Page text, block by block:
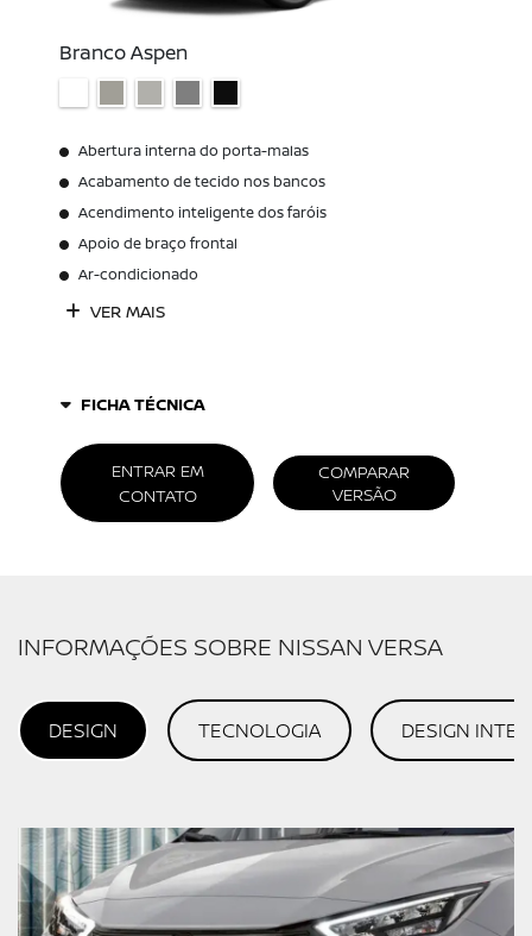
Branco Aspen
Abertura interna do porta-malas
Acabamento de tecido nos bancos
Acendimento inteligente dos faróis
Apoio de braço frontal
Ar-condicionado
VER MAIS
FICHA TÉCNICA
ENTRAR EM
CONTATO
COMPARAR
VERSÃO
INFORMAÇÕES SOBRE NISSAN VERSA
DESIGN TECNOLOGIA DESIGN